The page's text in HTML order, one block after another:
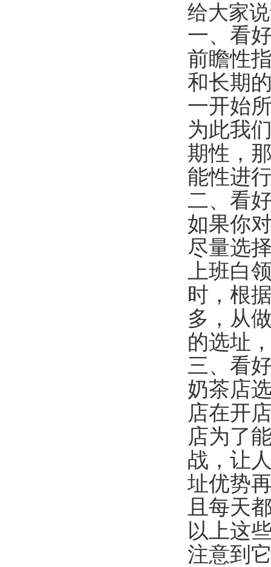
给大家
一、看
前瞻性
和长期
一开始
为此我
期性，
能性进
二、看
如果你
尽量选
上班白
时，根
多，从
的选址
三、看
奶茶店
店在开
店为了
战，让
址优势
且每天
以上这
注意到